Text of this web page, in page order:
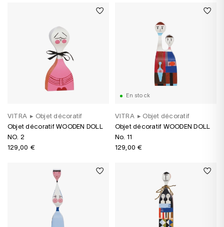
VITRA ▸ Objet décoratif
Objet décoratif WOODEN DOLL
NO. 2
129,00 €
En stock
VITRA ▸ Objet décoratif
Objet décoratif WOODEN DOLL
No. 11
129,00 €